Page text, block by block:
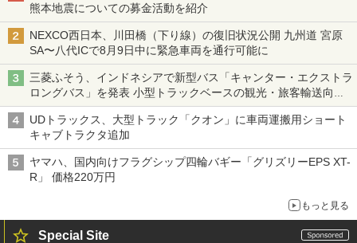
熊本地震についての募金活動を紹介
NEXCO西日本、川田橋（下り線）の復旧状況公開 九州道 宮原
SA〜八代ICで8月9日中に緊急車両を通行可能に
三菱ふそう、インドネシアで新型バス「キャンター・エクストラ
ロングバス」を発表 小型トラックベースの観光・旅客輸送向け
バス
UDトラックス、大型トラック「クオン」に車両運搬用ショート
キャブトラクタ追加
ヤマハ、国内向けフラグシップ四輪バギー「グリズリーEPS XT-
R」 価格220万円
もっと見る
Special Site